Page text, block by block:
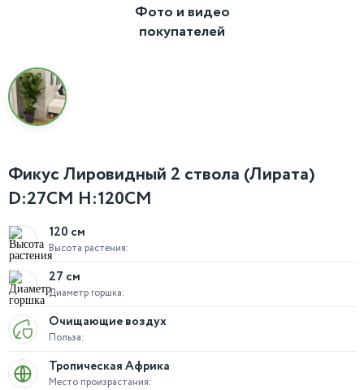
Фото и видео
покупателей
Фикус Лировидный 2 ствола (Лирата)
D:27СМ H:120СМ
Высота растения:
120 см
Диаметр горшка:
27 см
Польза:
Очищающие воздух
Место произрастания:
Тропическая Африка